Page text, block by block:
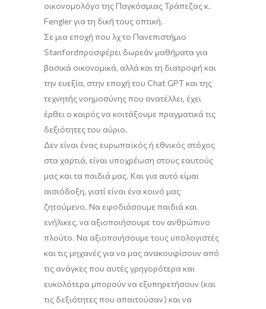
οικονομολόγο της Παγκόσμιας Τράπεζας κ.
Fenglerγια τη δική τους οπτική.
Σε μια εποχή που λχ το Πανεπιστήμιο
Stanfordπροσφέρει δωρεάν μαθήματα για
βασικά οικονομικά, αλλά και τη διατροφή και
την ευεξία, στην εποχή του Chat GPT και της
τεχνητής νοημοσύνης που ανατέλλει, έχει
έρθει ο καιρός να κοιτάξουμε πραγματικά τις
δεξιότητες του αύριο.
Δεν είναι ένας ευρωπαϊκός ή εθνικός στόχος
στα χαρτιά, είναι υποχρέωση στους εαυτούς
μας και τα παιδιά μας. Και για αυτό είμαι
αισιόδοξη, γιατί είναι ένα κοινό μας
ζητούμενο. Να εφοδιάσουμε παιδιά και
ενήλικες, να αξιοποιήσουμε τον ανθρώπινο
πλούτο. Να αξιοποιήσουμε τους υπολογιστές
και τις μηχανές για να μας ανακουφίσουν από
τις ανάγκες που αυτές γρηγορότερα και
ευκολότερα μπορούν να εξυπηρετήσουν (και
τις δεξιότητες που απαιτούσαν) και να